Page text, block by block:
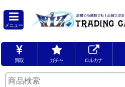
メニュー
買取 ガチャ ロルカナ